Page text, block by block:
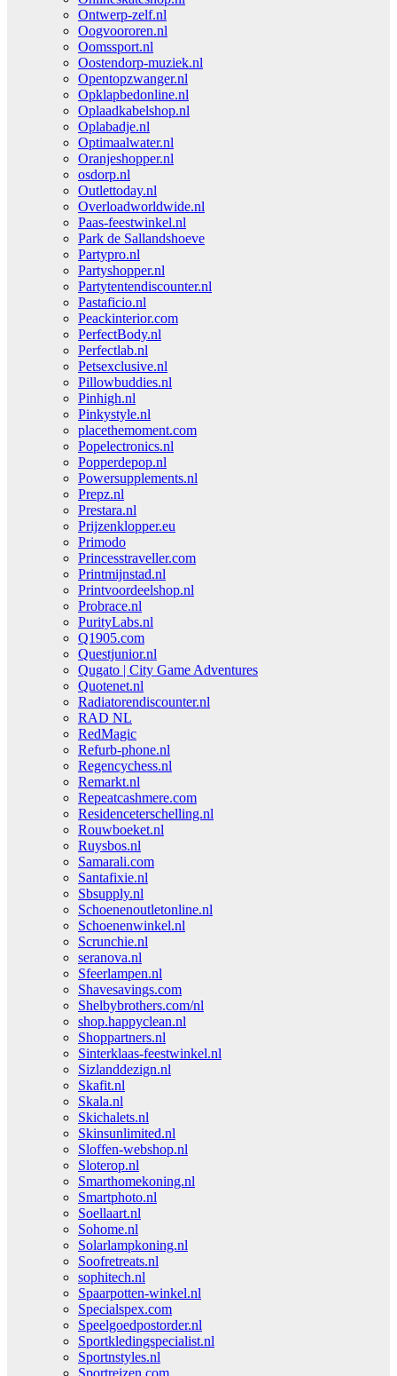
Ontwerp-zelf.nl
Oogvoororen.nl
Oomssport.nl
Oostendorp-muziek.nl
Opentopzwanger.nl
Opklapbedonline.nl
Oplaadkabelshop.nl
Oplabadje.nl
Optimaalwater.nl
Oranjeshopper.nl
osdorp.nl
Outlettoday.nl
Overloadworldwide.nl
Paas-feestwinkel.nl
Park de Sallandshoeve
Partypro.nl
Partyshopper.nl
Partytentendiscounter.nl
Pastaficio.nl
Peackinterior.com
PerfectBody.nl
Perfectlab.nl
Petsexclusive.nl
Pillowbuddies.nl
Pinhigh.nl
Pinkystyle.nl
placethemoment.com
Popelectronics.nl
Popperdepop.nl
Powersupplements.nl
Prepz.nl
Prestara.nl
Prijzenklopper.eu
Primodo
Princesstraveller.com
Printmijnstad.nl
Printvoordeelshop.nl
Probrace.nl
PurityLabs.nl
Q1905.com
Questjunior.nl
Qugato | City Game Adventures
Quotenet.nl
Radiatorendiscounter.nl
RAD NL
RedMagic
Refurb-phone.nl
Regencychess.nl
Remarkt.nl
Repeatcashmere.com
Residenceterschelling.nl
Rouwboeket.nl
Ruysbos.nl
Samarali.com
Santafixie.nl
Sbsupply.nl
Schoenenoutletonline.nl
Schoenenwinkel.nl
Scrunchie.nl
seranova.nl
Sfeerlampen.nl
Shavesavings.com
Shelbybrothers.com/nl
shop.happyclean.nl
Shoppartners.nl
Sinterklaas-feestwinkel.nl
Sizlanddezign.nl
Skafit.nl
Skala.nl
Skichalets.nl
Skinsunlimited.nl
Sloffen-webshop.nl
Sloterop.nl
Smarthomekoning.nl
Smartphoto.nl
Soellaart.nl
Sohome.nl
Solarlampkoning.nl
Soofretreats.nl
sophitech.nl
Spaarpotten-winkel.nl
Specialspex.com
Speelgoedpostorder.nl
Sportkledingspecialist.nl
Sportnstyles.nl
Sportreizen.com